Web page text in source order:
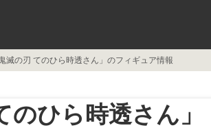
滅の刃 てのひら時透さん」のフィギュア情報
のひら時透さん」